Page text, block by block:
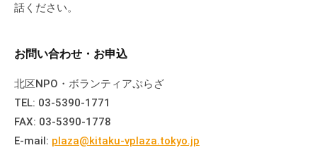
話ください。
お問い合わせ・お申込
北区NPO・ボランティアぷらざ
TEL: 03-5390-1771
FAX: 03-5390-1778
E-mail: plaza@kitaku-vplaza.tokyo.jp